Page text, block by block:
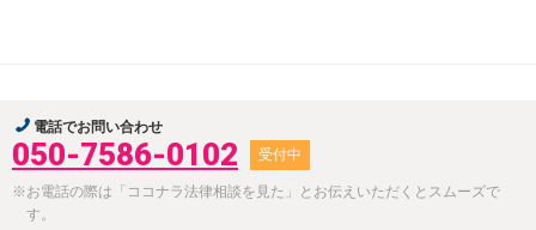
電話でお問い合わせ
050-7586-0102 受付中
※お電話の際は「ココナラ法律相談を見た」とお伝えいただくとスムーズで
す。